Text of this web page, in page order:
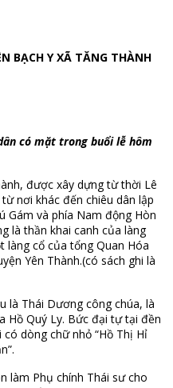
BẠCH Y XÃ TĂNG THÀNH
có mặt trong buổi lễ hôm
được xây dựng từ thời Lê
nơi khác đến chiêu dân lập
Gám và phía Nam động Hòn
là thần khai canh của làng
làng cổ của tổng Quan Hóa
Yên Thành.(có sách ghi là
là Thái Dương công chúa, là
Hồ Quý Ly. Bức đại tự tại đền
có dòng chữ nhỏ “Hồ Thị Hỉ
làm Phụ chính Thái sư cho